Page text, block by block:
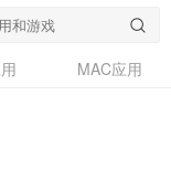
MAC应用